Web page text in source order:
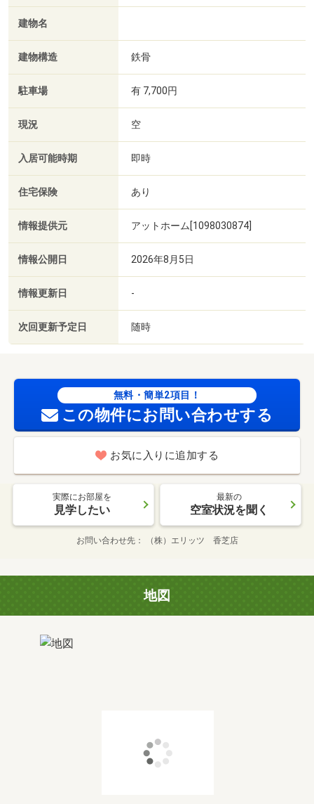
建物名
建物構造 鉄骨
駐車場 有 7,700円
現況 空
入居可能時期 即時
住宅保険 あり
情報提供元 アットホーム[1098030874]
情報公開日 2026年8月5日
情報更新日 -
次回更新予定日 随時
無料・簡単2項目！
この物件にお問い合わせする
お気に入りに追加する
実際にお部屋を
見学したい
最新の
空室状況を聞く
お問い合わせ先 （株）エリッツ 香芝店
地図